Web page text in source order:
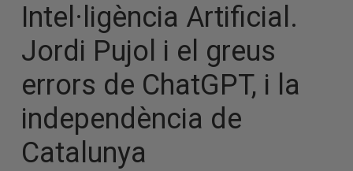
Intel·ligència Artificial.
Jordi Pujol i el greus
errors de ChatGPT, i la
independència de
Catalunya